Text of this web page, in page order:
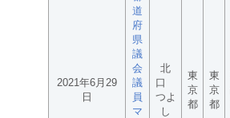
2021年6月29
日
道
府
県
議
会
議
員
マ
北
口
つよ
し
東
京
都
東
京
都